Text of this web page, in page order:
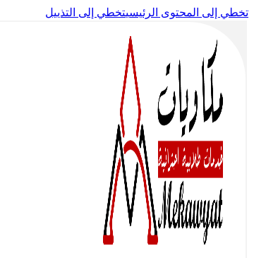
تخطي إلى المحتوى الرئيسيتخطي إلى التذييل